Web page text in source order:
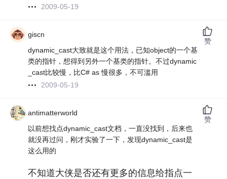
2009-05-19
giscn
dynamic_cast大致就是这个用法，已知object的一个基
类的指针，想得到另外一个基类的指针。不过dynamic
_cast比较慢，比C# as 慢很多，不可滥用
2009-05-19
赞
antimatterworld
以前想找点dynamic_cast文档，一直没找到，后来也
就没再过问，刚才实验了一下，发现dynamic_cast是
这么用的
不知道大侠是否还有更多的信息给指点一
赞